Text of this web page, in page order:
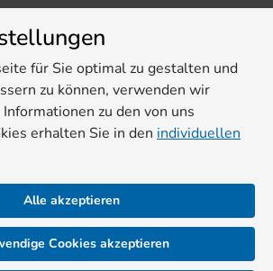
für Sie optimal zu gestalten und
zu können, verwenden wir
zu den von uns
erhalten Sie in den individuellen
Alle akzeptieren
Cookies akzeptieren